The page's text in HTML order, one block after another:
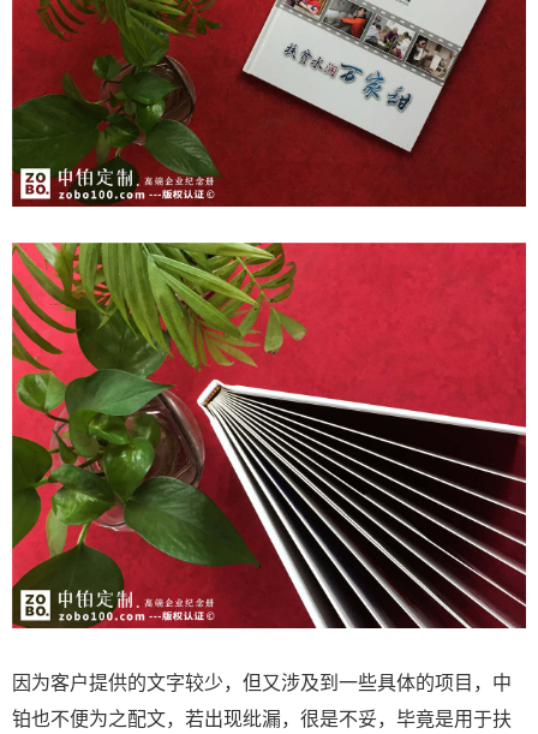
因为客户提供的文字较少，但又涉及到一些具体的项目，中
铂也不便为之配文，若出现纰漏，很是不妥，毕竟是用于扶